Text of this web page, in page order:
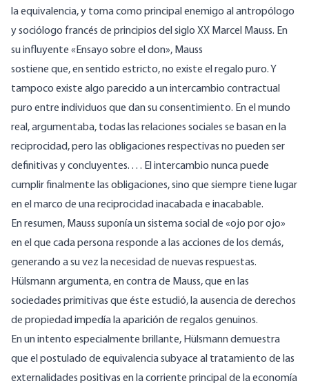
la equivalencia, y toma como principal enemigo al antropólogo
y sociólogo francés de principios del siglo XX Marcel Mauss. En
su influyente «Ensayo sobre el don», Mauss
sostiene que, en sentido estricto, no existe el regalo puro. Y
tampoco existe algo parecido a un intercambio contractual
puro entre individuos que dan su consentimiento. En el mundo
real, argumentaba, todas las relaciones sociales se basan en la
reciprocidad, pero las obligaciones respectivas no pueden ser
definitivas y concluyentes. . . . El intercambio nunca puede
cumplir finalmente las obligaciones, sino que siempre tiene lugar
en el marco de una reciprocidad inacabada e inacabable.
En resumen, Mauss suponía un sistema social de «ojo por ojo»
en el que cada persona responde a las acciones de los demás,
generando a su vez la necesidad de nuevas respuestas.
Hülsmann argumenta, en contra de Mauss, que en las
sociedades primitivas que éste estudió, la ausencia de derechos
de propiedad impedía la aparición de regalos genuinos.
En un intento especialmente brillante, Hülsmann demuestra
que el postulado de equivalencia subyace al tratamiento de las
externalidades positivas en la corriente principal de la economía